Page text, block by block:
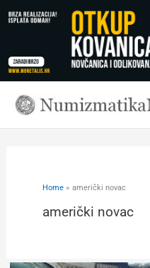
to
Home američki novac
američki novac